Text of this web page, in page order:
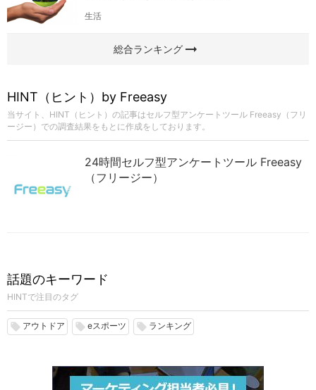
生活
総合ランキングarrow_right_alt
HINT（ヒント）by Freeasy
当サイト、HINT（ヒント）の記事はセルフ型アンケートツール Freeasy（フリ
ージー）での調査結果をもとに作成をしております。
24時間セルフ型アンケートツール Freeasy
（フリージー）
話題のキーワード
HINTで注目のタグ
local_offer アウトドア local_offer eスポーツ local_offer ランキング